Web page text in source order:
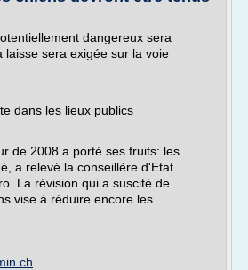
dangereux sera
laisse sera exigée sur la voie
dans les lieux publics
de 2008 a porté ses fruits: les
a relevé la conseillère d'Etat
La révision qui a suscité de
vise à réduire encore les...